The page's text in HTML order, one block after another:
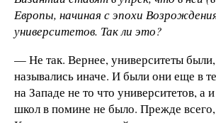
Европы, начиная с эпохи
университетов. Так ли это?
— Не так. Вернее, университеты были,
назывались иначе. И были они еще в
на Западе не то что университетов, а
школ в помине не было. Прежде всего,